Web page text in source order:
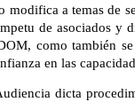
modifica a temas de
de asociados y
como también
en las
dicta